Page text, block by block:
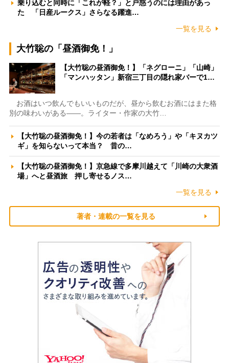
乗り込むと同時に「これが軽？」と戸惑うのには理由があっ
た 「日産ルークス」さらなる躍進…
一覧を見る
大竹聡の「昼酒御免！」
【大竹聡の昼酒御免！】「ネグローニ」「山崎」
「マンハッタン」新宿三丁目の隠れ家バーで1…
お酒はいつ飲んでもいいものだが、昼から飲むお酒にはまた格
別の味わいがある――。ライター・作家の大竹…
【大竹聡の昼酒御免！】今の若者は「なめろう」や「キヌカツ
ギ」を知らないって本当？ 昔の…
【大竹聡の昼酒御免！】京急線で多摩川越えて「川崎の大衆酒
場」へと昼酒旅 押し寄せるノス…
一覧を見る
著者・連載の一覧を見る